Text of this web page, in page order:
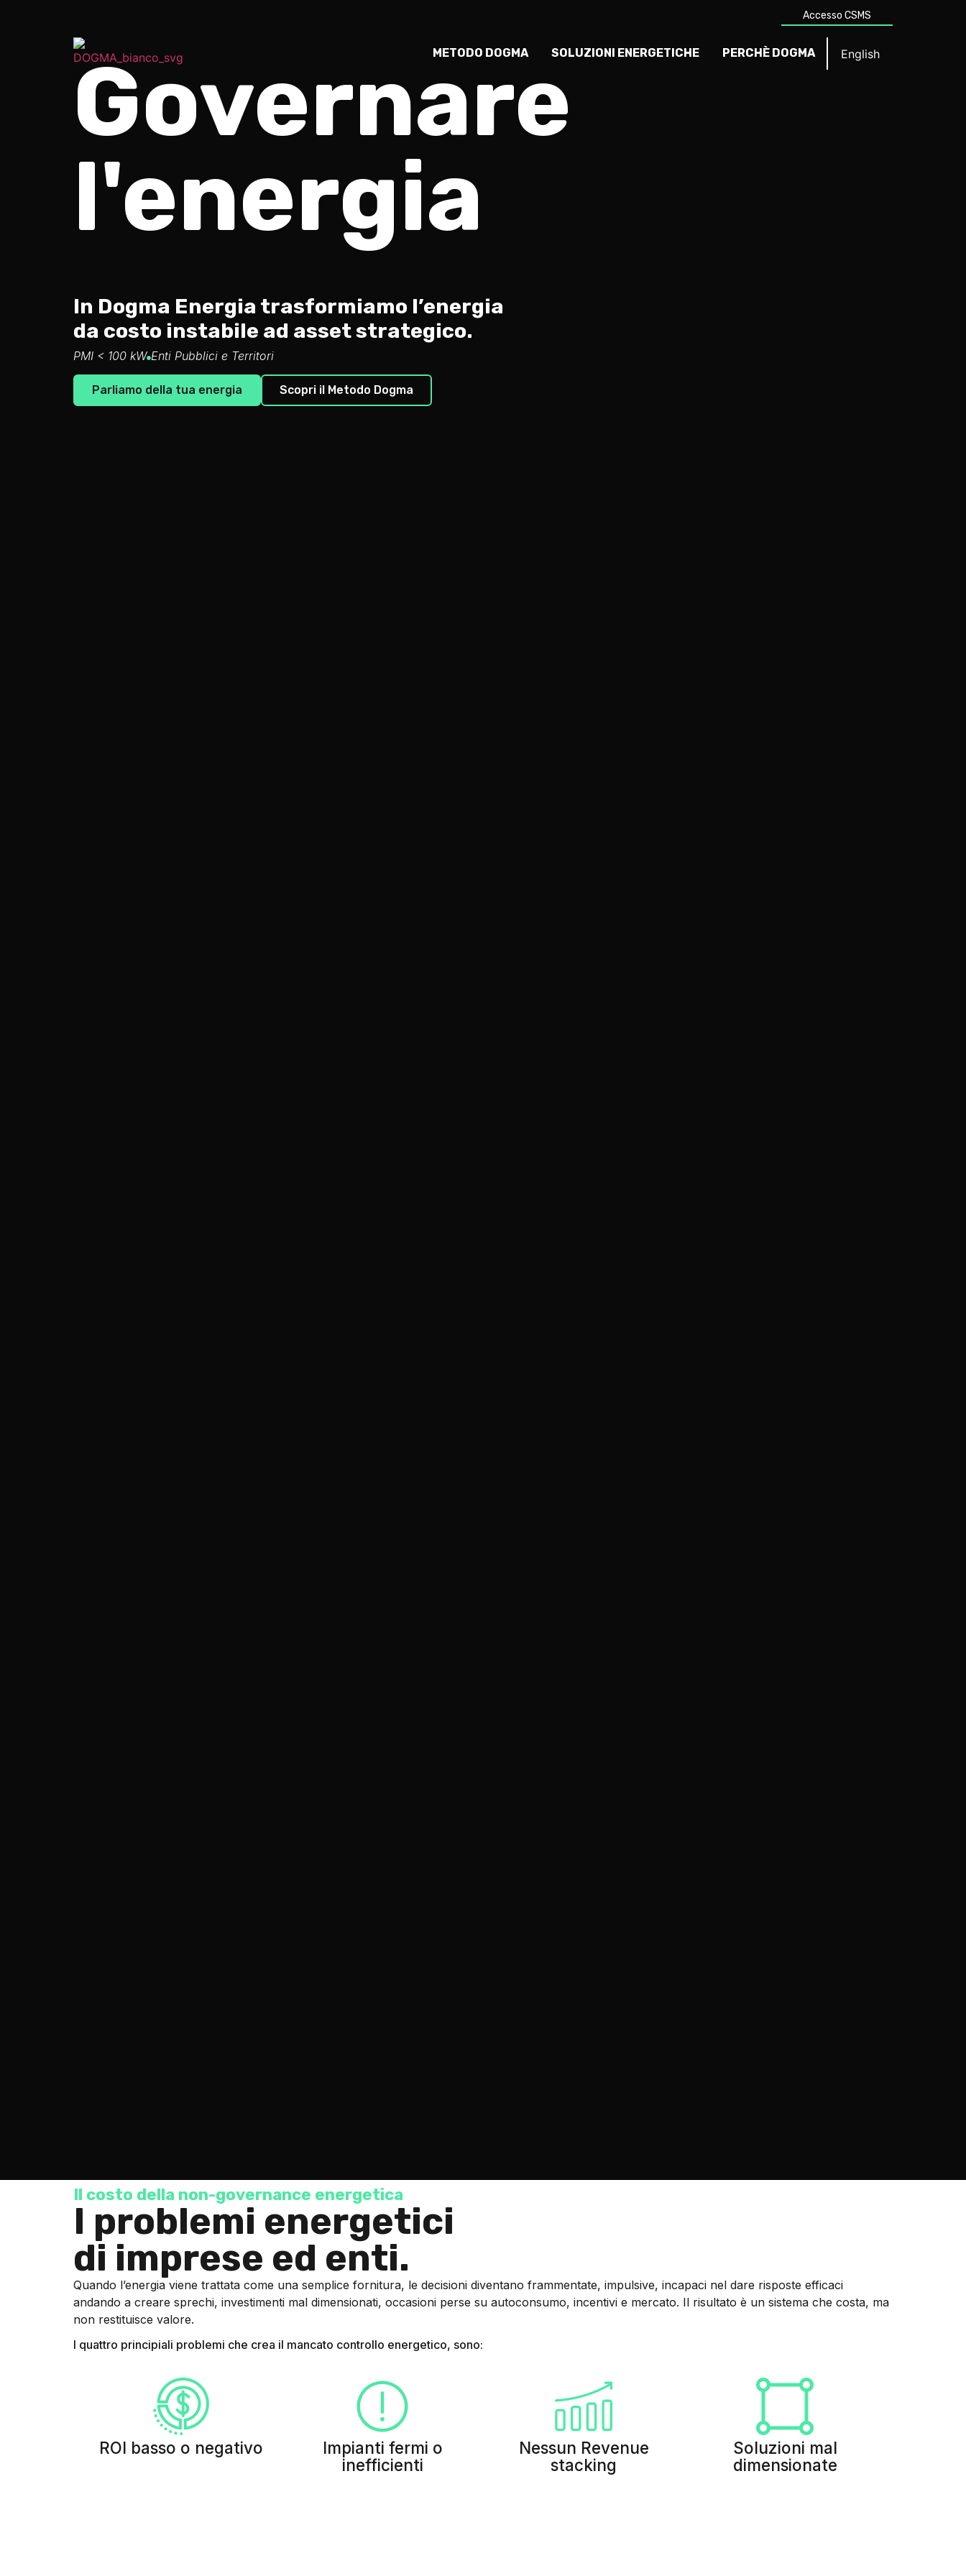
Accesso CSMS
METODO DOGMA SOLUZIONI ENERGETICHE PERCHÈ DOGMA English
Governare
l'energia
In Dogma Energia trasformiamo l’energia
da costo instabile ad asset strategico.
PMI < 100 kW Enti Pubblici e Territori
Parliamo della tua energia Scopri il Metodo Dogma
Il costo della non-governance energetica
I problemi energetici
di imprese ed enti.
Quando l’energia viene trattata come una semplice fornitura, le decisioni diventano frammentate, impulsive, incapaci nel dare risposte efficaci
andando a creare sprechi, investimenti mal dimensionati, occasioni perse su autoconsumo, incentivi e mercato. Il risultato è un sistema che costa, ma
non restituisce valore.
I quattro principiali problemi che crea il mancato controllo energetico, sono:
ROI basso o negativo
Impianti fermi o
inefficienti
Nessun Revenue
stacking
Soluzioni mal
dimensionate